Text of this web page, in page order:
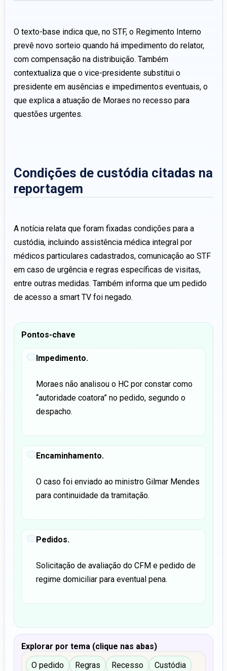
O texto-base indica que, no STF, o Regimento Interno
prevê novo sorteio quando há impedimento do relator,
com compensação na distribuição. Também
contextualiza que o vice-presidente substitui o
presidente em ausências e impedimentos eventuais, o
que explica a atuação de Moraes no recesso para
questões urgentes.
Condições de custódia citadas na
reportagem
A notícia relata que foram fixadas condições para a
custódia, incluindo assistência médica integral por
médicos particulares cadastrados, comunicação ao STF
em caso de urgência e regras específicas de visitas,
entre outras medidas. Também informa que um pedido
de acesso a smart TV foi negado.
Pontos-chave
Impedimento.
Moraes não analisou o HC por constar como
“autoridade coatora” no pedido, segundo o
despacho.
Encaminhamento.
O caso foi enviado ao ministro Gilmar Mendes
para continuidade da tramitação.
Pedidos.
Solicitação de avaliação do CFM e pedido de
regime domiciliar para eventual pena.
Explorar por tema (clique nas abas)
O pedido
Regras Recesso Custódia